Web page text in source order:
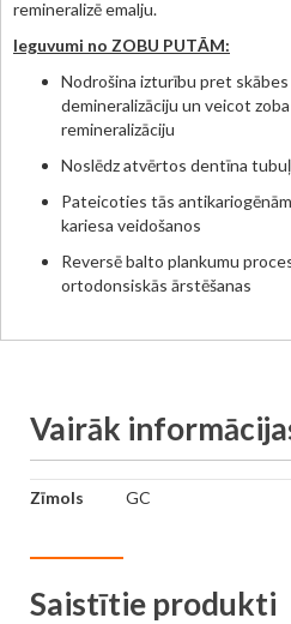
remineralizē emalju.
Ieguvumi no ZOBU PUTĀM:
Nodrošina izturību pret
demineralizāciju un veicot
remineralizāciju
Noslēdz atvērtos dentīna
Pateicoties tās
kariesa veidošanos
Reversē balto plankumu
ortodonsiskās ārstēšanas
Vairāk
Vairāk
Zīmols GC
Saistītie produkti